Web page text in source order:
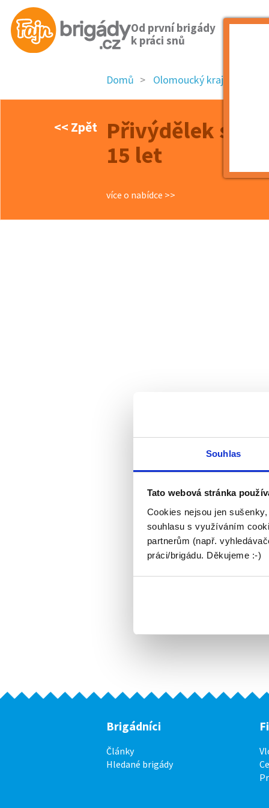
Souhlas
Tato webová stránka
Cookies nejsou jen
souhlasu s využíváním
partnerům (např.
práci/brigádu. Děkujeme :-)
Od první brigády
k práci snů
Domů Olomoucký kraj
<< Zpět
Přivýdělek s
15 let
více o nabídce >>
Brigádníci
Články
Hledané brigády